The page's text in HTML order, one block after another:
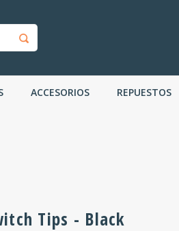
ACCESORIOS REPUESTOS
Tips - Black